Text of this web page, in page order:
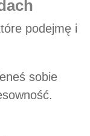
podejmę i
sobie